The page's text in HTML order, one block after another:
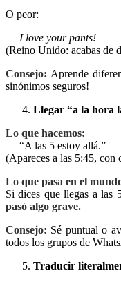
O peor:
— I love your pants!
(Reino Unido: acabas de
Consejo: Aprende
sinónimos seguros!
Llegar “a la hora
Lo que hacemos:
— “A las 5 estoy allá.”
(Apareces a las 5:45,
Lo que pasa en el
Si dices que llegas a las
pasó algo grave.
Consejo: Sé puntual o
todos los grupos de
Traducir